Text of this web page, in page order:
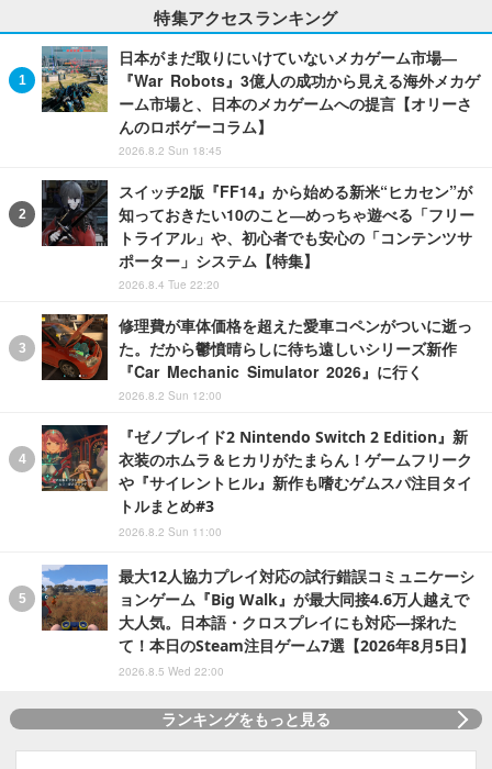
特集アクセスランキング
日本がまだ取りにいけていないメカゲーム市場―
『War Robots』3億人の成功から見える海外メカゲ
ーム市場と、日本のメカゲームへの提言【オリーさ
んのロボゲーコラム】
2026.8.2 Sun 18:45
スイッチ2版『FF14』から始める新米“ヒカセン”が
知っておきたい10のこと―めっちゃ遊べる「フリー
トライアル」や、初心者でも安心の「コンテンツサ
ポーター」システム【特集】
2026.8.4 Tue 22:20
修理費が車体価格を超えた愛車コペンがついに逝っ
た。だから鬱憤晴らしに待ち遠しいシリーズ新作
『Car Mechanic Simulator 2026』に行く
2026.8.2 Sun 12:00
『ゼノブレイド2 Nintendo Switch 2 Edition』新
衣装のホムラ＆ヒカリがたまらん！ゲームフリーク
や『サイレントヒル』新作も嗜むゲムスパ注目タイ
トルまとめ#3
2026.8.2 Sun 11:00
最大12人協力プレイ対応の試行錯誤コミュニケーシ
ョンゲーム『Big Walk』が最大同接4.6万人越えで
大人気。日本語・クロスプレイにも対応―採れた
て！本日のSteam注目ゲーム7選【2026年8月5日】
2026.8.5 Wed 22:00
ランキングをもっと見る